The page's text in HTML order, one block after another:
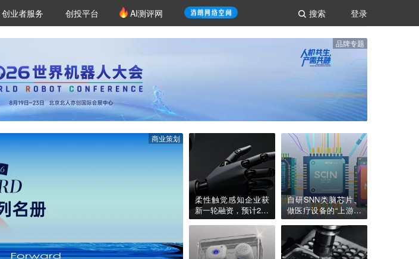
登录
搜索
创投氪堂
创业者服务 创投平台 AI测评网
品牌专题
商业策划
柔性触觉感知企业获
新一轮融资，预计202
6年公司营收翻10倍｜
自研SNN类脑芯片、
做医疗设备的“上游大
脑”，「米能科技」获
数千万元融资｜36氪
首发